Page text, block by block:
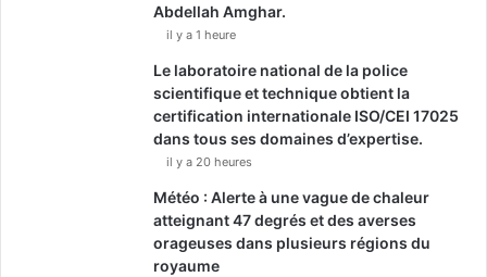
Abdellah Amghar.
il y a 1 heure
Le laboratoire national de la police
scientifique et technique obtient la
certification internationale ISO/CEI 17025
dans tous ses domaines d’expertise.
il y a 20 heures
Météo : Alerte à une vague de chaleur
atteignant 47 degrés et des averses
orageuses dans plusieurs régions du
royaume